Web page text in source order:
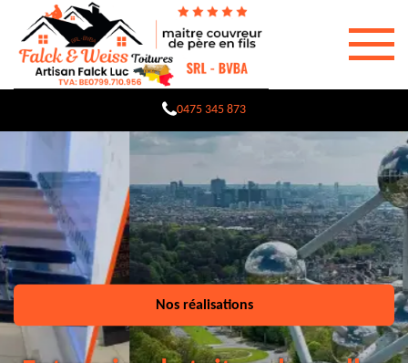
0475 345 873
Nos réalisations